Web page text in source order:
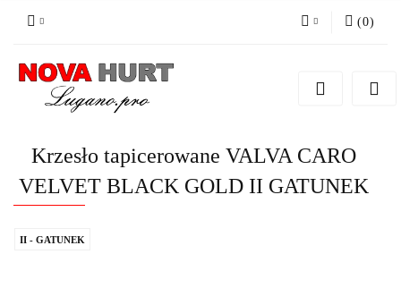
Zarejestruj się
(0)
Krzesło tapicerowane VALVA CARO
VELVET BLACK GOLD II GATUNEK
II - GATUNEK